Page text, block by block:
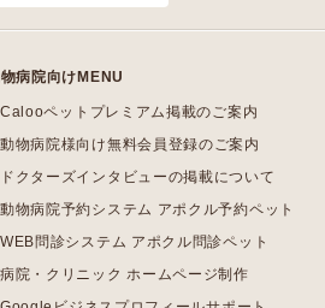
病院向けMENU
Calooペットプレミアム掲載のご案内
動物病院様向け無料会員登録のご案内
ドクターズインタビューの掲載について
動物病院予約システム アポクル予約ペット
WEB問診システム アポクル問診ペット
病院・クリニック ホームページ制作